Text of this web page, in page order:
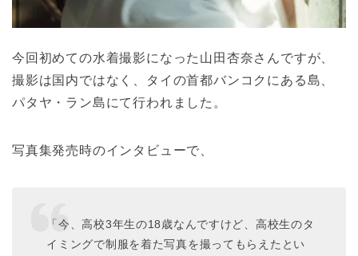
今回初めての水着撮影になった山田杏奈さんですが、
撮影は国内ではなく、タイの首都バンコクにある島、
パタヤ・ラン島にて行われました。
写真集発売時のインタビューで、
「今、高校3年生の18歳なんですけど、高校生のタ
イミングで制服を着た写真を撮ってもらえたとい